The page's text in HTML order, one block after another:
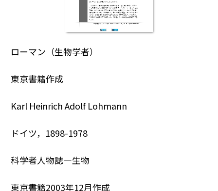
ローマン（生物学者）
東京書籍作成
Karl Heinrich Adolf Lohmann
ドイツ，1898-1978
科学者人物誌―生物
東京書籍2003年12月作成